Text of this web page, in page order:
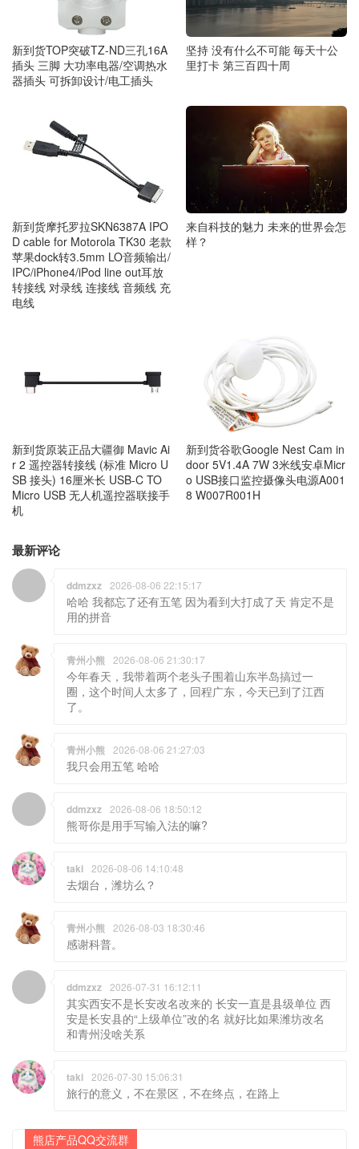
新到货TOP突破TZ-ND三孔16A
插头 三脚 大功率电器/空调热水
器插头 可拆卸设计/电工插头
坚持 没有什么不可能 毎天十公
里打卡 第三百四十周
新到货摩托罗拉SKN6387A IPO
D cable for Motorola TK30 老款
苹果dock转3.5mm LO音频输出/
IPC/iPhone4/iPod line out耳放
转接线 对录线 连接线 音频线 充
电线
来自科技的魅力 未来的世界会怎
样？
新到货原装正品大疆御 Mavic Ai
r 2 遥控器转接线 (标准 Micro U
SB 接头) 16厘米长 USB-C TO
Micro USB 无人机遥控器联接手
机
新到货谷歌Google Nest Cam in
door 5V1.4A 7W 3米线安卓Micr
o USB接口监控摄像头电源A001
8 W007R001H
最新评论
ddmzxz 2026-08-06 22:15:17
哈哈 我都忘了还有五笔 因为看到大打成了天 肯定不是
用的拼音
青州小熊 2026-08-06 21:30:17
今年春天，我带着两个老头子围着山东半岛搞过一
圈，这个时间人太多了，回程广东，今天已到了江西
了。
青州小熊 2026-08-06 21:27:03
我只会用五笔 哈哈
ddmzxz 2026-08-06 18:50:12
熊哥你是用手写输入法的嘛?
taki 2026-08-06 14:10:48
去烟台，潍坊么？
青州小熊 2026-08-03 18:30:46
感谢科普。
ddmzxz 2026-07-31 16:12:11
其实西安不是长安改名改来的 长安一直是县级单位 西
安是长安县的“上级单位”改的名 就好比如果潍坊改名
和青州没啥关系
taki 2026-07-30 15:06:31
旅行的意义，不在景区，不在终点，在路上
熊店产品QQ交流群